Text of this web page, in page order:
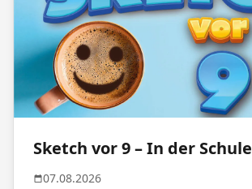
Sketch vor 9 – In der Schule
07.08.2026